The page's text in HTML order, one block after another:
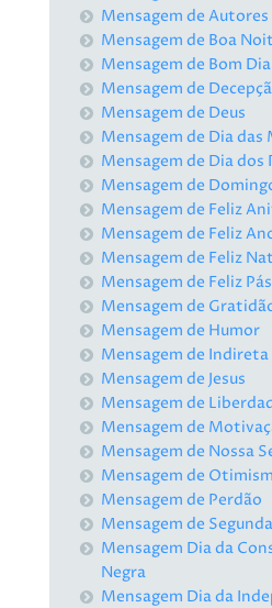
Mensagem de Autores
Mensagem de Boa
Mensagem de Bom Dia
Mensagem de
Mensagem de Deus
Mensagem de Dia das
Mensagem de Dia dos
Mensagem de
Mensagem de Feliz
Mensagem de Feliz
Mensagem de Feliz
Mensagem de Feliz
Mensagem de
Mensagem de Humor
Mensagem de Indireta
Mensagem de Jesus
Mensagem de
Mensagem de
Mensagem de Nossa
Mensagem de
Mensagem de Perdão
Mensagem de Segunda
Mensagem Dia da
Negra
Mensagem Dia da